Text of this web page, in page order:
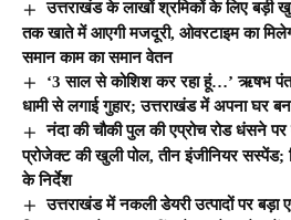
उत्तराखंड के लाखों श्रमिकों के लिए बड़ी
तक खाते में आएगी मजदूरी, ओवरटाइम का
समान काम का समान वेतन
‘3 साल से कोशिश कर रहा हूं…’ ऋषभ
धामी से लगाई गुहार; उत्तराखंड में अपना घर
नंदा की चौकी पुल की एप्रोच रोड धंसने
प्रोजेक्ट की खुली पोल, तीन इंजीनियर सस्पेंड;
के निर्देश
उत्तराखंड में नकली डेयरी उत्पादों पर